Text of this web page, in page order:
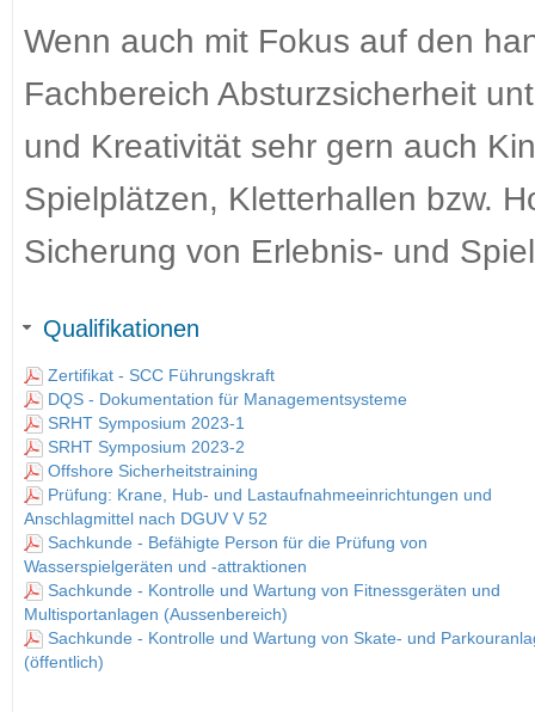
Wenn auch mit Fokus auf den
Fachbereich Absturzsicherheit
und Kreativität sehr gern auch
Spielplätzen, Kletterhallen bzw.
Sicherung von Erlebnis- und
Qualifikationen
Zertifikat - SCC Führungskraft
DQS - Dokumentation für Managementsysteme
SRHT Symposium 2023-1
SRHT Symposium 2023-2
Offshore Sicherheitstraining
Prüfung: Krane, Hub- und Lastaufnahmeeinrichtungen und
Anschlagmittel nach DGUV V 52
Sachkunde - Befähigte Person für die Prüfung von
Wasserspielgeräten und -attraktionen
Sachkunde - Kontrolle und Wartung von Fitnessgeräten und
Multisportanlagen (Aussenbereich)
Sachkunde - Kontrolle und Wartung von Skate- und
(öffentlich)